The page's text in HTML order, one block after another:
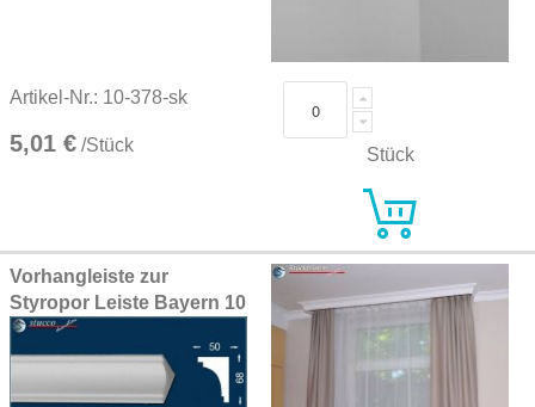
Artikel-Nr.: 10-378-sk
5,01 € /Stück Stück
Vorhangleiste zur
Styropor Leiste Bayern 10